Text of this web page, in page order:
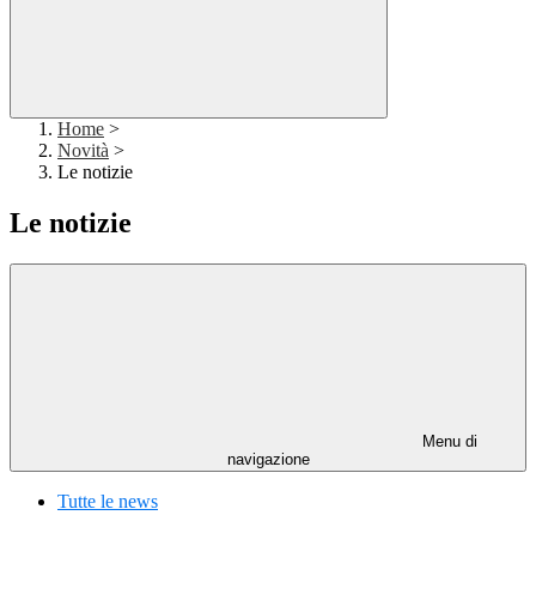
Home >
Novità >
Le notizie
Le notizie
Menu di
navigazione
Tutte le news